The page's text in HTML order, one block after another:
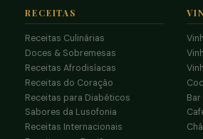
RECEITAS
Receitas Culinárias
Doces & Sobremesas
Receitas Afrodisíacas
Receitas do Coração
Receitas para Diabéticos
Sabores da Lusofonia
Receitas Internacionais